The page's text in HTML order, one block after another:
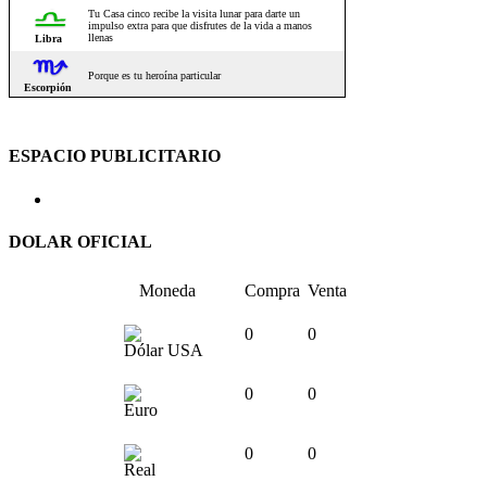
ESPACIO PUBLICITARIO
DOLAR OFICIAL
Moneda Compra Venta
Dólar USA
0 0
Euro
0 0
Real
0 0